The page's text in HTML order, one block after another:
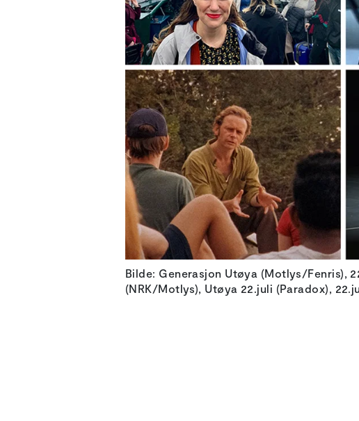
Bilde: Generasjon Utøya (Motlys/Fenris),
(NRK/Motlys), Utøya 22.juli (Paradox),